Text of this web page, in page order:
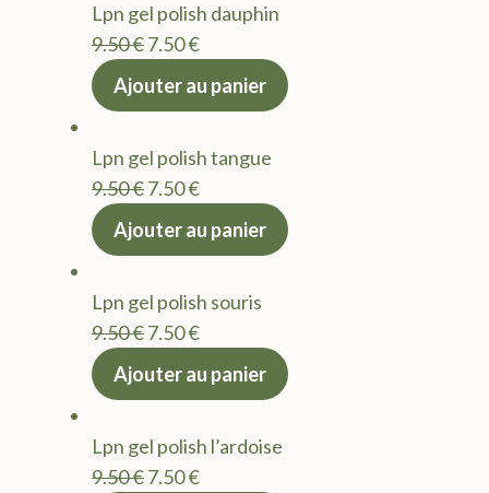
9.50 €.7.50 €.
Lpn gel polish dauphin
9.50€Le
prix
9.50 €.
7.50€Le
actuel
7.50 €.
Ajouter au panier
Lpn gel polish tangue
9.50€Le
prix
9.50 €.
7.50€Le
actuel
7.50 €.
Ajouter au panier
Lpn gel polish souris
9.50€Le
prix
9.50 €.
7.50€Le
actuel
7.50 €.
Ajouter au panier
Lpn gel polish l’ardoise
9.50€Le
7.50€Le